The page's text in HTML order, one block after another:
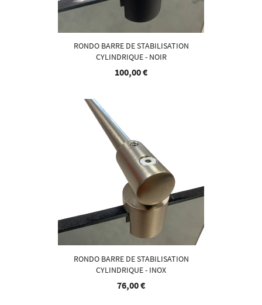
RONDO BARRE DE STABILISATION
CYLINDRIQUE - NOIR
100,00 €
RONDO BARRE DE STABILISATION
CYLINDRIQUE - INOX
76,00 €